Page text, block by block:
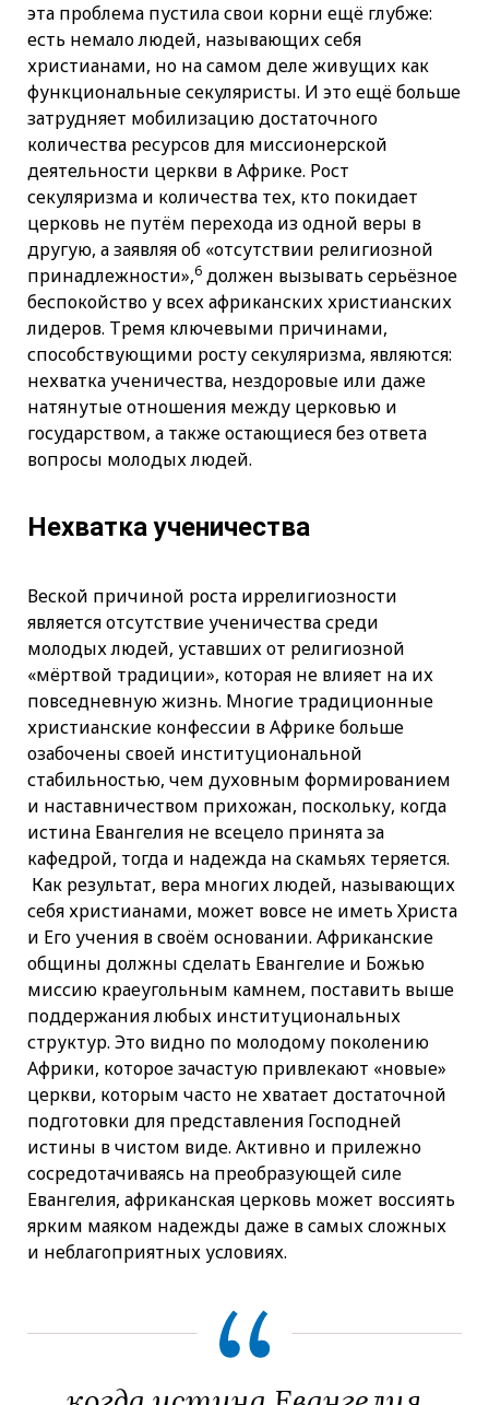
эта проблема пустила свои корни ещё глубже:
есть немало людей, называющих себя
христианами, но на самом деле живущих как
функциональные секуляристы. И это ещё больше
затрудняет мобилизацию достаточного
количества ресурсов для миссионерской
деятельности церкви в Африке. Рост
секуляризма и количества тех, кто покидает
церковь не путём перехода из одной веры в
другую, а заявляя об «отсутствии религиозной
принадлежности»,6 должен вызывать серьёзное
беспокойство у всех африканских христианских
лидеров. Тремя ключевыми причинами,
способствующими росту секуляризма, являются:
нехватка ученичества, нездоровые или даже
натянутые отношения между церковью и
государством, а также остающиеся без ответа
вопросы молодых людей.
Нехватка ученичества
Веской причиной роста иррелигиозности
является отсутствие ученичества среди
молодых людей, уставших от религиозной
«мёртвой традиции», которая не влияет на их
повседневную жизнь. Многие традиционные
христианские конфессии в Африке больше
озабочены своей институциональной
стабильностью, чем духовным формированием
и наставничеством прихожан, поскольку, когда
истина Евангелия не всецело принята за
кафедрой, тогда и надежда на скамьях теряется.
Как результат, вера многих людей, называющих
себя христианами, может вовсе не иметь Христа
и Его учения в своём основании. Африканские
общины должны сделать Евангелие и Божью
миссию краеугольным камнем, поставить выше
поддержания любых институциональных
структур. Это видно по молодому поколению
Африки, которое зачастую привлекают «новые»
церкви, которым часто не хватает достаточной
подготовки для представления Господней
истины в чистом виде. Активно и прилежно
сосредотачиваясь на преобразующей силе
Евангелия, африканская церковь может воссиять
ярким маяком надежды даже в самых сложных
и неблагоприятных условиях.